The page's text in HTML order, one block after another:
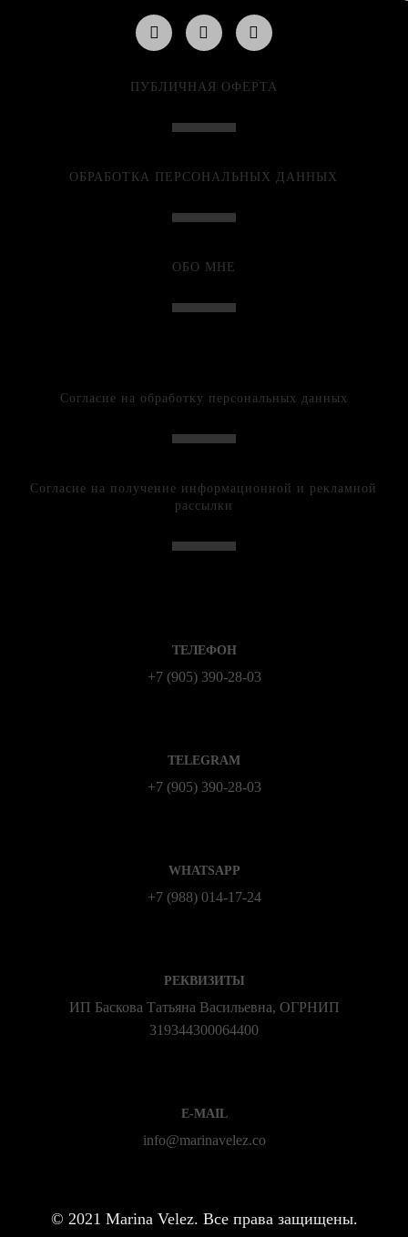
ПУБЛИЧНАЯ ОФЕРТА
ОБРАБОТКА ПЕРСОНАЛЬНЫХ ДАННЫХ
ОБО МНЕ
Согласие на обработку персональных данных
Согласие на получение информационной и рекламной
рассылки
ТЕЛЕФОН
+7 (905) 390-28-03
TELEGRAM
+7 (905) 390-28-03
WHATSAPP
+7 (988) 014‑17‑24
РЕКВИЗИТЫ
ИП Баскова Татьяна Васильевна, ОГРНИП
319344300064400
E-MAIL
info@marinavelez.co
© 2021 Marina Velez. Все права защищены.